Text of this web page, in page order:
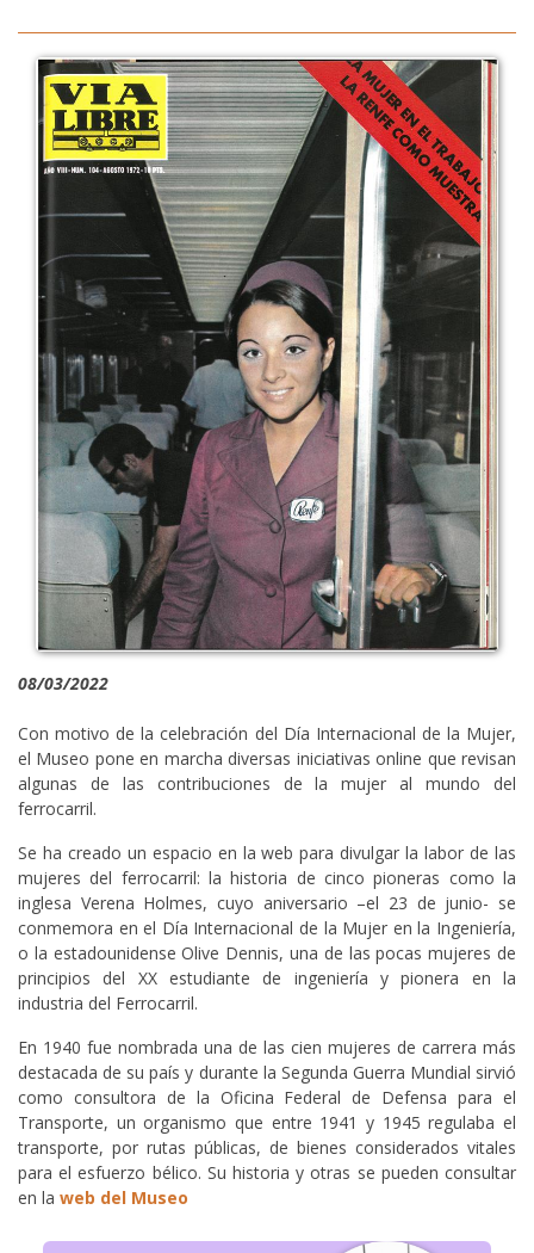
08/03/2022
Con motivo de la celebración del Día Internacional de la Mujer,
el Museo pone en marcha diversas iniciativas online que revisan
algunas de las contribuciones de la mujer al mundo del
ferrocarril.
Se ha creado un espacio en la web para divulgar la labor de las
mujeres del ferrocarril: la historia de cinco pioneras como la
inglesa Verena Holmes, cuyo aniversario –el 23 de junio- se
conmemora en el Día Internacional de la Mujer en la Ingeniería,
o la estadounidense Olive Dennis, una de las pocas mujeres de
principios del XX estudiante de ingeniería y pionera en la
industria del Ferrocarril.
En 1940 fue nombrada una de las cien mujeres de carrera más
destacada de su país y durante la Segunda Guerra Mundial sirvió
como consultora de la Oficina Federal de Defensa para el
Transporte, un organismo que entre 1941 y 1945 regulaba el
transporte, por rutas públicas, de bienes considerados vitales
para el esfuerzo bélico. Su historia y otras se pueden consultar
en la web del Museo